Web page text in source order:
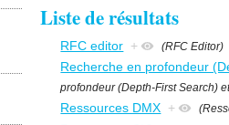
Liste de résultats
RFC editor + (RFC Editor)
Recherche en profondeur
profondeur (Depth-First Search)
Ressources DMX +